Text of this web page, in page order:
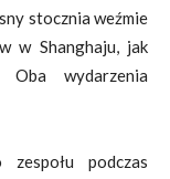
stocznia weźmie
w Shanghaju, jak
wydarzenia
zespołu podczas